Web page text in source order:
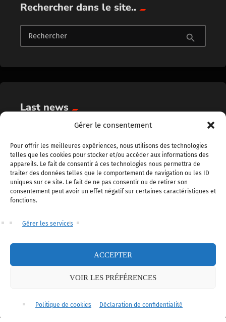
Gérer le consentement
Pour offrir les meilleures expériences, nous utilisons des technologies
telles que les cookies pour stocker et/ou accéder aux informations des
appareils. Le fait de consentir à ces technologies nous permettra de
traiter des données telles que le comportement de navigation ou les ID
uniques sur ce site. Le fait de ne pas consentir ou de retirer son
consentement peut avoir un effet négatif sur certaines caractéristiques et
fonctions.
Gérer les services
ACCEPTER
VOIR LES PRÉFÉRENCES
Politique de cookies Déclaration de confidentialité
Rechercher dans le site..
Rechercher search
Last news
modèles à choisir en 2026
Combien va coûter GTA 6 ? Prix officiel, éditions
et précommande
Clash Royale : comment obtenir la Berserker
avions… ce qu’on espère trouver
Français